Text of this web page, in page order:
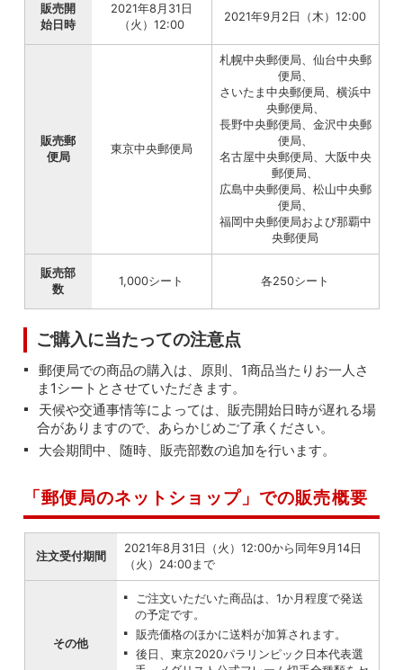
販売開
始日時
2021年8月31日
（火）12:00
2021年9月2日（木）12:00
販売郵
便局
東京中央郵便局
札幌中央郵便局、仙台中央郵
便局、
さいたま中央郵便局、横浜中
央郵便局、
長野中央郵便局、金沢中央郵
便局、
名古屋中央郵便局、大阪中央
郵便局、
広島中央郵便局、松山中央郵
便局、
福岡中央郵便局および那覇中
央郵便局
販売部
数
1,000シート 各250シート
ご購入に当たっての注意点
郵便局での商品の購入は、原則、1商品当たりお一人さ
ま1シートとさせていただきます。
天候や交通事情等によっては、販売開始日時が遅れる場
合がありますので、あらかじめご了承ください。
大会期間中、随時、販売部数の追加を行います。
「郵便局のネットショップ」での販売概要
注文受付期間
2021年8月31日（火）12:00から同年9月14日
（火）24:00まで
その他
ご注文いただいた商品は、1か月程度で発送
の予定です。
販売価格のほかに送料が加算されます。
後日、東京2020パラリンピック日本代表選